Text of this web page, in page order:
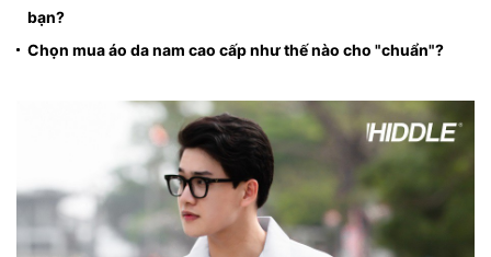
bạn?
Chọn mua áo da nam cao cấp như thế nào cho "chuẩn"?